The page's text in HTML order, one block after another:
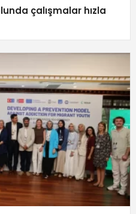
çalışmalar hızla